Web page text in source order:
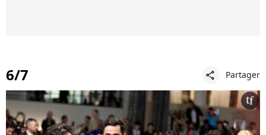
6/7 share Partager